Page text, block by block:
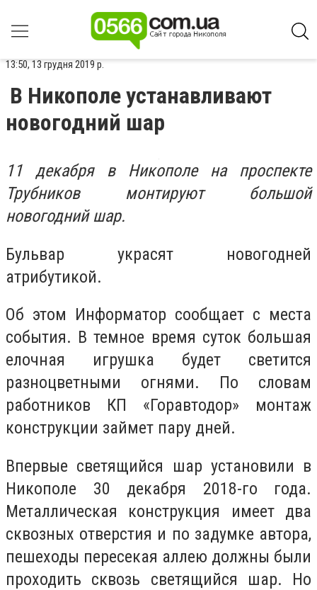
13:50, 13 грудня 2019 р.
В Никополе устанавливают
новогодний шар
11 декабря в Никополе на проспекте
Трубников монтируют большой
новогодний шар.
Бульвар украсят новогодней
атрибутикой.
Об этом Информатор сообщает с места
события. В темное время суток большая
елочная игрушка будет светится
разноцветными огнями. По словам
работников КП «Горавтодор» монтаж
конструкции займет пару дней.
Впервые светящийся шар установили в
Никополе 30 декабря 2018-го года.
Металлическая конструкция имеет два
сквозных отверстия и по задумке автора,
пешеходы пересекая аллею должны были
проходить сквозь светящийся шар. Но